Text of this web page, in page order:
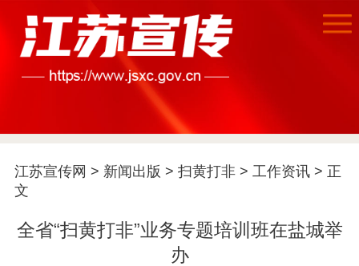
首页
公示公告
江苏宣传网 > 新闻出版 > 扫黄打非> 工作资讯> 正
文
全省“扫黄打非”业务专题培训班在盐城举
办